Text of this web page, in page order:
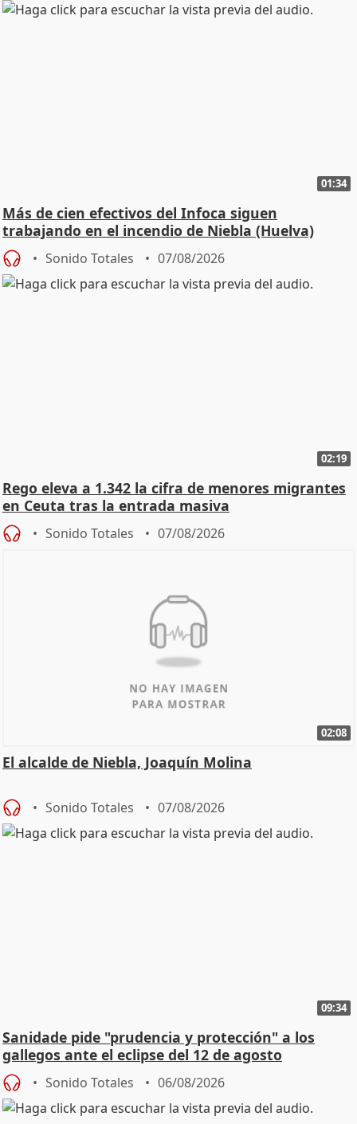
01:34
Más de cien efectivos del Infoca siguen
trabajando en el incendio de Niebla (Huelva)
Sonido Totales 07/08/2026
02:19
Rego eleva a 1.342 la cifra de menores migrantes
en Ceuta tras la entrada masiva
Sonido Totales 07/08/2026
02:08
El alcalde de Niebla, Joaquín Molina
Sonido Totales 07/08/2026
09:34
Sanidade pide "prudencia y protección" a los
gallegos ante el eclipse del 12 de agosto
Sonido Totales 06/08/2026